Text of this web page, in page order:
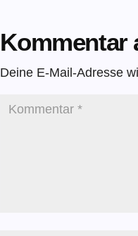
Kommentar
Deine E-Mail-Adresse